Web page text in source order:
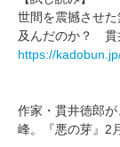
世間を震撼させ
及んだのか？ 貫
https://
作家・貫井徳郎
峰。『悪の芽』2